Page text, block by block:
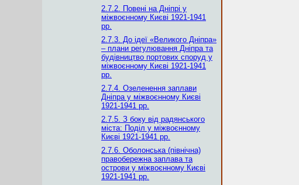
2.7.2. Повені на Дніпрі у
міжвоєнному Києві 1921-1941
рр.
2.7.3. До ідеї «Великого Дніпра»
– плани регулювання Дніпра та
будівництво портових споруд у
міжвоєнному Києві 1921-1941
рр.
2.7.4. Озеленення заплави
Дніпра у міжвоєнному Києві
1921-1941 рр.
2.7.5. З боку від радянського
міста: Поділ у міжвоєнному
Києві 1921-1941 рр.
2.7.6. Оболонська (північна)
правобережна заплава та
острови у міжвоєнному Києві
1921-1941 рр.